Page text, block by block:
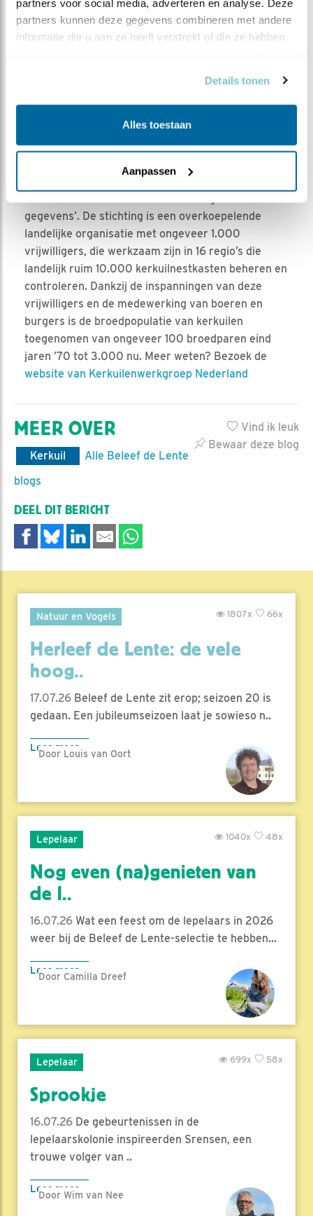
partners voor social media, adverteren en analyse. Deze
partners kunnen deze gegevens combineren met andere
informatie die u aan ze heeft verstrekt of die ze hebben
Details tonen
Alles toestaan
Aanpassen
SKWN STONE OWN
De stichting Kerkuilenwerkgroep heeft tot doel het
‘beschermen van de kerkuil’ door ‘het geven van
voorlichting en educatie, door het plaatsen van
gegevens’. De stichting is een overkoepelende
landelijke organisatie met ongeveer 1.000
vrijwilligers, die werkzaam zijn in 16 regio’s die
landelijk ruim 10.000 kerkuilnestkasten beheren en
controleren. Dankzij de inspanningen van deze
vrijwilligers en de medewerking van boeren en
burgers is de broedpopulatie van kerkuilen
toegenomen van ongeveer 100 broedparen eind
jaren ’70 tot 3.000 nu. Meer weten? Bezoek de
website van Kerkuilenwerkgroep Nederland
Vind ik leuk
Bewaar deze blog
MEER OVER
Kerkuil
Alle Beleef de Lente
blogs
DEEL DIT BERICHT
Natuur en Vogels 66x
1807x
Herleef de Lente: de vele
hoog..
17.07.26 Beleef de Lente zit erop; seizoen 20 is
gedaan. Een jubileumseizoen laat je sowieso n..
Lees meer
Door Louis van Oort
Lepelaar 48x
1040x
Nog even (na)genieten van
de l..
16.07.26 Wat een feest om de lepelaars in 2026
weer bij de Beleef de Lente-selectie te hebben...
Lees meer
Door Camilla Dreef
Lepelaar 58x
699x
Sprookje
16.07.26 De gebeurtenissen in de
lepelaarskolonie inspireerden Srensen, een
trouwe volger van ..
Lees meer
Door Wim van Nee